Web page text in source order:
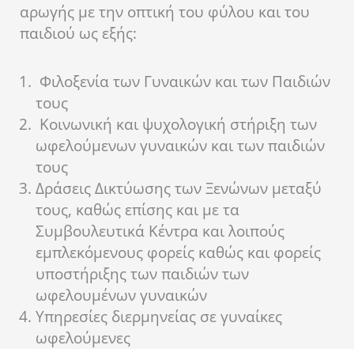
αρωγής με την οπτική του φύλου και του
παιδιού ως εξής:
Φιλοξενία των Γυναικών και των Παιδιών
τους
Κοινωνική και ψυχολογική στήριξη των
ωφελούμενων γυναικών και των παιδιών
τους
Δράσεις Δικτύωσης των Ξενώνων μεταξύ
τους, καθώς επίσης και με τα
Συμβουλευτικά Κέντρα και λοιπούς
εμπλεκόμενους φορείς καθώς και φορείς
υποστήριξης των παιδιών των
ωφελουμένων γυναικών
Υπηρεσίες διερμηνείας σε γυναίκες
ωφελούμενες